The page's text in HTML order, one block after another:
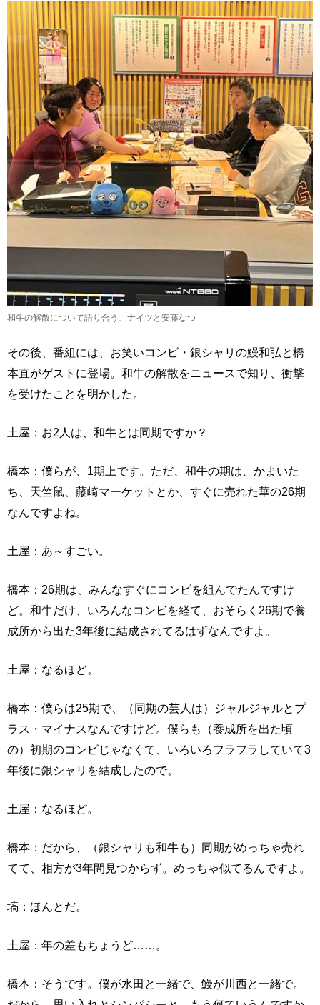
和牛の解散について語り合う、ナイツと安藤なつ
その後、番組には、お笑いコンビ・銀シャリの鰻和弘と橋
本直がゲストに登場。和牛の解散をニュースで知り、衝撃
を受けたことを明かした。
土屋：お2人は、和牛とは同期ですか？
橋本：僕らが、1期上です。ただ、和牛の期は、かまいた
ち、天竺鼠、藤崎マーケットとか、すぐに売れた華の26期
なんですよね。
土屋：あ～すごい。
橋本：26期は、みんなすぐにコンビを組んでたんですけ
ど。和牛だけ、いろんなコンビを経て、おそらく26期で養
成所から出た3年後に結成されてるはずなんですよ。
土屋：なるほど。
橋本：僕らは25期で、（同期の芸人は）ジャルジャルとプ
ラス・マイナスなんですけど。僕らも（養成所を出た頃
の）初期のコンビじゃなくて、いろいろフラフラしていて3
年後に銀シャリを結成したので。
土屋：なるほど。
橋本：だから、（銀シャリも和牛も）同期がめっちゃ売れ
てて、相方が3年間見つからず。めっちゃ似てるんですよ。
塙：ほんとだ。
土屋：年の差もちょうど……。
橋本：そうです。僕が水田と一緒で、鰻が川西と一緒で。